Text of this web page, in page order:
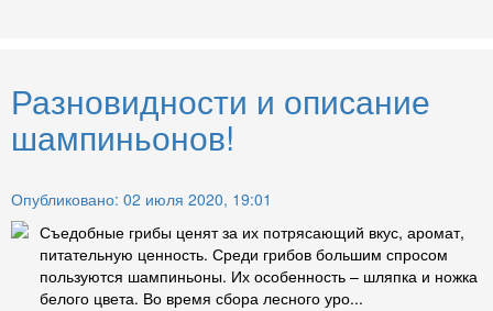
Разновидности и описание
шампиньонов!
Опубликовано: 02 июля 2020, 19:01
Съедобные грибы ценят за их потрясающий вкус, аромат,
питательную ценность. Среди грибов большим спросом
пользуются шампиньоны. Их особенность – шляпка и ножка
белого цвета. Во время сбора лесного уро...